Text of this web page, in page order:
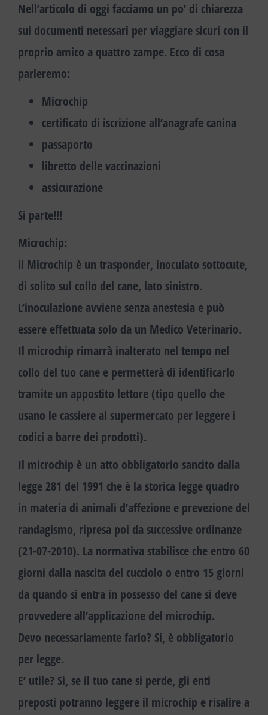
Nell’articolo di oggi facciamo un po’ di chiarezza
sui documenti necessari per viaggiare sicuri con il
proprio amico a quattro zampe. Ecco di cosa
parleremo:
Microchip
certificato di iscrizione all’anagrafe canina
passaporto
libretto delle vaccinazioni
assicurazione
Si parte!!!
Microchip:
il Microchip è un trasponder, inoculato sottocute,
di solito sul collo del cane, lato sinistro.
L’inoculazione avviene senza anestesia e può
essere effettuata solo da un Medico Veterinario.
Il microchip rimarrà inalterato nel tempo nel
collo del tuo cane e permetterà di identificarlo
tramite un appostito lettore (tipo quello che
usano le cassiere al supermercato per leggere i
codici a barre dei prodotti).
Il microchip è un atto obbligatorio sancito dalla
legge 281 del 1991 che è la storica legge quadro
in materia di animali d’affezione e prevezione del
randagismo, ripresa poi da successive ordinanze
(21-07-2010). La normativa stabilisce che entro 60
giorni dalla nascita del cucciolo o entro 15 giorni
da quando si entra in possesso del cane si deve
provvedere all’applicazione del microchip.
Devo necessariamente farlo? Si, è obbligatorio
per legge.
E’ utile? Si, se il tuo cane si perde, gli enti
preposti potranno leggere il microchip e risalire a